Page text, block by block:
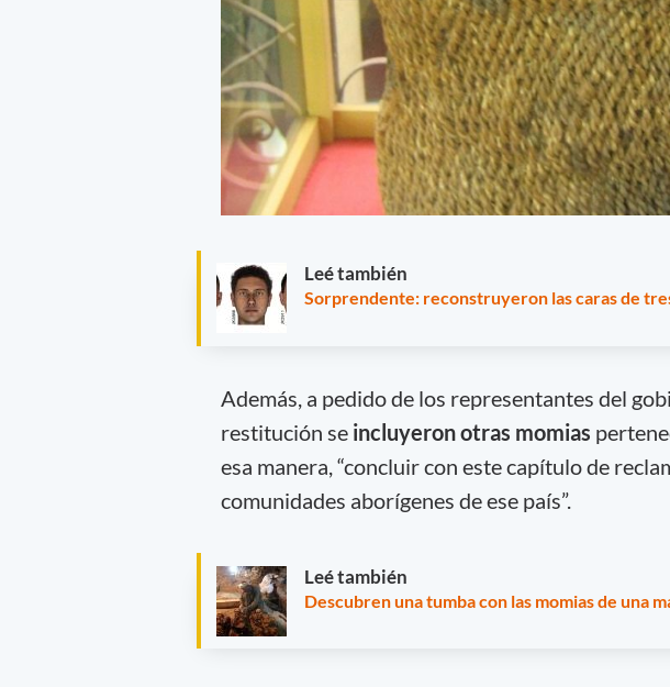
Leé también
Sorprendente: reconstruyeron las caras de
Además, a pedido de los representantes del
restitución se incluyeron otras momias
esa manera, “concluir con este capítulo de
comunidades aborígenes de ese país”.
Leé también
Descubren una tumba con las momias de una